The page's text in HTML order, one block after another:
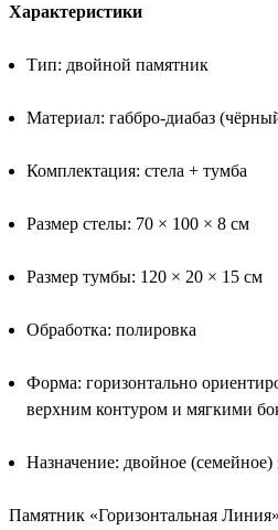
Характеристики
Тип: двойной памятник
Материал: габбро-диабаз
Комплектация: стела + тумба
Размер стелы: 70 × 100 × 8 см
Размер тумбы: 120 × 20 × 15 см
Обработка: полировка
Форма: горизонтально
верхним контуром и мягкими
Назначение: двойное (семейное)
Памятник «Горизонтальная